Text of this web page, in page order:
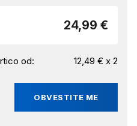
24,99 €
od: 12,49 € x 2
OBVESTITE ME